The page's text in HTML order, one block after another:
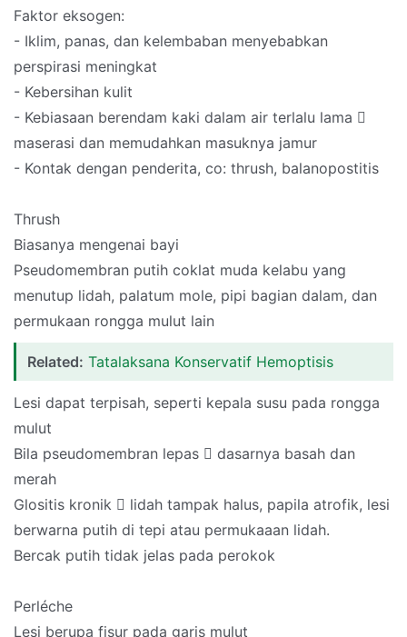
Faktor eksogen:
- Iklim, panas, dan kelembaban menyebabkan
perspirasi meningkat
- Kebersihan kulit
- Kebiasaan berendam kaki dalam air terlalu lama 
maserasi dan memudahkan masuknya jamur
- Kontak dengan penderita, co: thrush, balanopostitis
Thrush
Biasanya mengenai bayi
Pseudomembran putih coklat muda kelabu yang
menutup lidah, palatum mole, pipi bagian dalam, dan
permukaan rongga mulut lain
Related: Tatalaksana Konservatif Hemoptisis
Lesi dapat terpisah, seperti kepala susu pada rongga
mulut
Bila pseudomembran lepas  dasarnya basah dan
merah
Glositis kronik  lidah tampak halus, papila atrofik, lesi
berwarna putih di tepi atau permukaaan lidah.
Bercak putih tidak jelas pada perokok
Perléche
Lesi berupa fisur pada garis mulut